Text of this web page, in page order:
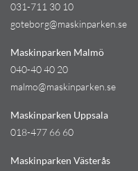
031-711 30 10
goteborg@maskinparken.se
Maskinparken Malmö
040-40 40 20
malmo@maskinparken.se
Maskinparken Uppsala
018-477 66 60
Maskinparken Västerås